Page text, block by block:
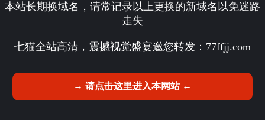
本站长期换域名，请常记录以上更换的新域名以免迷路
走失
七猫全站高清，震撼视觉盛宴邀您转发： 77ffjj.com
→ 请点击这里进入本网站 ←